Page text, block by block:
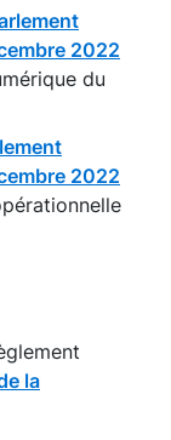
2022
du
2022
la